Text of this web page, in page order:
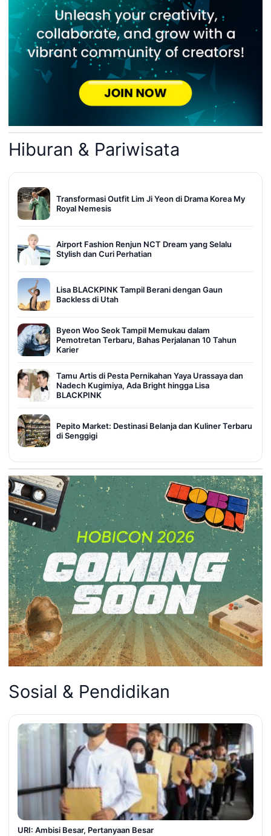
Hiburan & Pariwisata
Transformasi Outfit Lim Ji Yeon di Drama Korea My
Royal Nemesis
Airport Fashion Renjun NCT Dream yang Selalu
Stylish dan Curi Perhatian
Lisa BLACKPINK Tampil Berani dengan Gaun
Backless di Utah
Byeon Woo Seok Tampil Memukau dalam
Pemotretan Terbaru, Bahas Perjalanan 10 Tahun
Karier
Tamu Artis di Pesta Pernikahan Yaya Urassaya dan
Nadech Kugimiya, Ada Bright hingga Lisa
BLACKPINK
Pepito Market: Destinasi Belanja dan Kuliner Terbaru
di Senggigi
Sosial & Pendidikan
URI: Ambisi Besar, Pertanyaan Besar